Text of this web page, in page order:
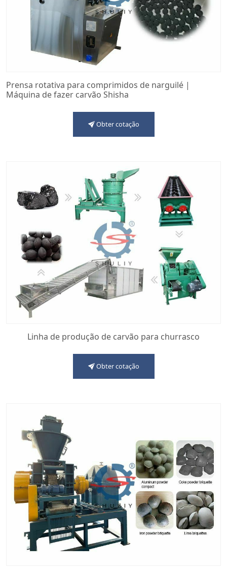
Prensa rotativa para comprimidos de narguilé |
Máquina de fazer carvão Shisha
Obter cotação
Linha de produção de carvão para churrasco
Obter cotação